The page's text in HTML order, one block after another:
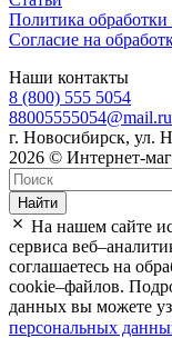
Политика
Согласие на
Наши контакты
8 (800) 555 5054
88005555054@mail.ru
г. Новосибирск, ул.
2026 © Интернет-
Найти
На нашем сайте
сервиса
соглашаетесь на
cookie–файлов.
данных вы можете
персональных